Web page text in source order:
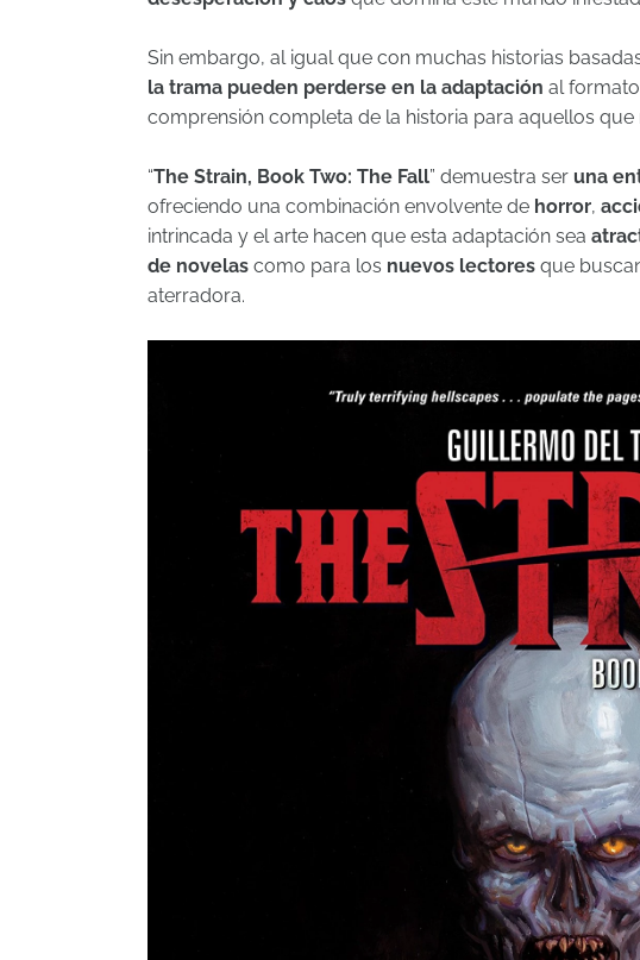
Sin embargo, al igual que con muchas historias
la trama pueden perderse en la adaptación al
comprensión completa de la historia para aquellos que
“The Strain, Book Two: The Fall” demuestra ser una
ofreciendo una combinación envolvente de horror,
intrincada y el arte hacen que esta adaptación sea
de novelas como para los nuevos lectores que
aterradora.